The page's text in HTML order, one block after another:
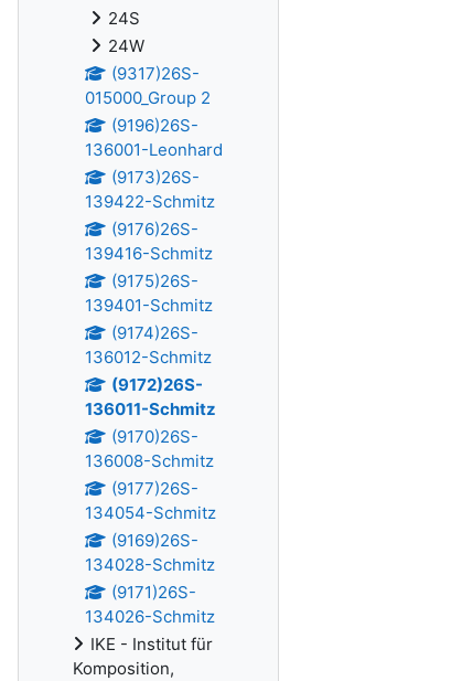
24S
24W
(9317)26S-
015000_Group 2
(9196)26S-
136001-Leonhard
(9173)26S-
139422-Schmitz
(9176)26S-
139416-Schmitz
(9175)26S-
139401-Schmitz
(9174)26S-
136012-Schmitz
(9172)26S-
136011-Schmitz
(9170)26S-
136008-Schmitz
(9177)26S-
134054-Schmitz
(9169)26S-
134028-Schmitz
(9171)26S-
134026-Schmitz
IKE - Institut für
Komposition,